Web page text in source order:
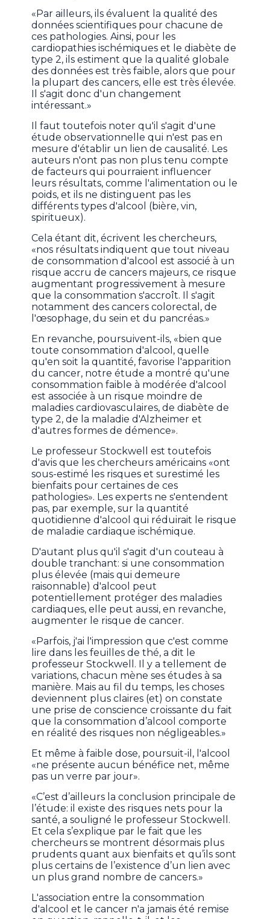
«Par ailleurs, ils évaluent la qualité des
données scientifiques pour chacune de
ces pathologies. Ainsi, pour les
cardiopathies ischémiques et le diabète de
type 2, ils estiment que la qualité globale
des données est très faible, alors que pour
la plupart des cancers, elle est très élevée.
Il s'agit donc d'un changement
intéressant.»
Il faut toutefois noter qu'il s'agit d'une
étude observationnelle qui n'est pas en
mesure d'établir un lien de causalité. Les
auteurs n'ont pas non plus tenu compte
de facteurs qui pourraient influencer
leurs résultats, comme l'alimentation ou le
poids, et ils ne distinguent pas les
différents types d'alcool (bière, vin,
spiritueux).
Cela étant dit, écrivent les chercheurs,
«nos résultats indiquent que tout niveau
de consommation d'alcool est associé à un
risque accru de cancers majeurs, ce risque
augmentant progressivement à mesure
que la consommation s'accroît. Il s'agit
notamment des cancers colorectal, de
l'œsophage, du sein et du pancréas.»
En revanche, poursuivent-ils, «bien que
toute consommation d'alcool, quelle
qu'en soit la quantité, favorise l'apparition
du cancer, notre étude a montré qu'une
consommation faible à modérée d'alcool
est associée à un risque moindre de
maladies cardiovasculaires, de diabète de
type 2, de la maladie d'Alzheimer et
d'autres formes de démence».
Le professeur Stockwell est toutefois
d'avis que les chercheurs américains «ont
sous-estimé les risques et surestimé les
bienfaits pour certaines de ces
pathologies». Les experts ne s'entendent
pas, par exemple, sur la quantité
quotidienne d'alcool qui réduirait le risque
de maladie cardiaque ischémique.
D'autant plus qu'il s'agit d'un couteau à
double tranchant: si une consommation
plus élevée (mais qui demeure
raisonnable) d'alcool peut
potentiellement protéger des maladies
cardiaques, elle peut aussi, en revanche,
augmenter le risque de cancer.
«Parfois, j'ai l'impression que c'est comme
lire dans les feuilles de thé, a dit le
professeur Stockwell. Il y a tellement de
variations, chacun mène ses études à sa
manière. Mais au fil du temps, les choses
deviennent plus claires (et) on constate
une prise de conscience croissante du fait
que la consommation d’alcool comporte
en réalité des risques non négligeables.»
Et même à faible dose, poursuit-il, l'alcool
«ne présente aucun bénéfice net, même
pas un verre par jour».
«C’est d’ailleurs la conclusion principale de
l’étude: il existe des risques nets pour la
santé, a souligné le professeur Stockwell.
Et cela s’explique par le fait que les
chercheurs se montrent désormais plus
prudents quant aux bienfaits et qu’ils sont
plus certains de l’existence d’un lien avec
un plus grand nombre de cancers.»
L'association entre la consommation
d'alcool et le cancer n'a jamais été remise